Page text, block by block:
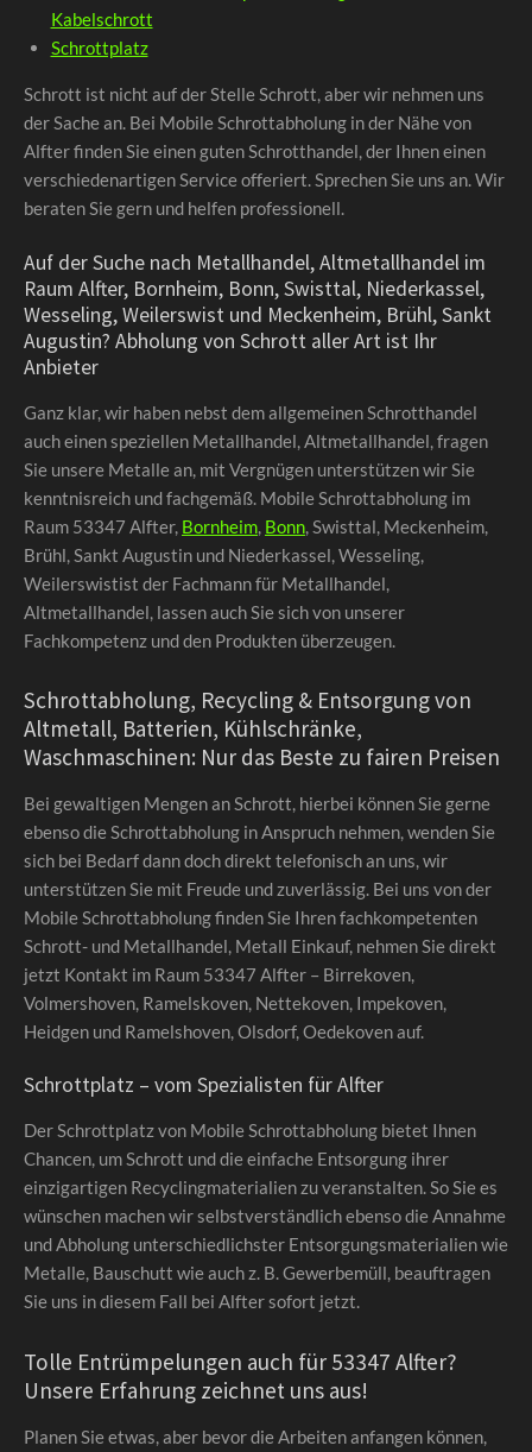
Kabelschrott
Schrottplatz
Schrott ist nicht auf der Stelle Schrott, aber wir nehmen uns
der Sache an. Bei Mobile Schrottabholung in der Nähe von
Alfter finden Sie einen guten Schrotthandel, der Ihnen einen
verschiedenartigen Service offeriert. Sprechen Sie uns an. Wir
beraten Sie gern und helfen professionell.
Auf der Suche nach Metallhandel, Altmetallhandel im
Raum Alfter, Bornheim, Bonn, Swisttal, Niederkassel,
Wesseling, Weilerswist und Meckenheim, Brühl, Sankt
Augustin? Abholung von Schrott aller Art ist Ihr
Anbieter
Ganz klar, wir haben nebst dem allgemeinen Schrotthandel
auch einen speziellen Metallhandel, Altmetallhandel, fragen
Sie unsere Metalle an, mit Vergnügen unterstützen wir Sie
kenntnisreich und fachgemäß. Mobile Schrottabholung im
Raum 53347 Alfter, Bornheim, Bonn, Swisttal, Meckenheim,
Brühl, Sankt Augustin und Niederkassel, Wesseling,
Weilerswistist der Fachmann für Metallhandel,
Altmetallhandel, lassen auch Sie sich von unserer
Fachkompetenz und den Produkten überzeugen.
Schrottabholung, Recycling & Entsorgung von
Altmetall, Batterien, Kühlschränke,
Waschmaschinen: Nur das Beste zu fairen Preisen
Bei gewaltigen Mengen an Schrott, hierbei können Sie gerne
ebenso die Schrottabholung in Anspruch nehmen, wenden Sie
sich bei Bedarf dann doch direkt telefonisch an uns, wir
unterstützen Sie mit Freude und zuverlässig. Bei uns von der
Mobile Schrottabholung finden Sie Ihren fachkompetenten
Schrott- und Metallhandel, Metall Einkauf, nehmen Sie direkt
jetzt Kontakt im Raum 53347 Alfter – Birrekoven,
Volmershoven, Ramelskoven, Nettekoven, Impekoven,
Heidgen und Ramelshoven, Olsdorf, Oedekoven auf.
Schrottplatz – vom Spezialisten für Alfter
Der Schrottplatz von Mobile Schrottabholung bietet Ihnen
Chancen, um Schrott und die einfache Entsorgung ihrer
einzigartigen Recyclingmaterialien zu veranstalten. So Sie es
wünschen machen wir selbstverständlich ebenso die Annahme
und Abholung unterschiedlichster Entsorgungsmaterialien wie
Metalle, Bauschutt wie auch z. B. Gewerbemüll, beauftragen
Sie uns in diesem Fall bei Alfter sofort jetzt.
Tolle Entrümpelungen auch für 53347 Alfter?
Unsere Erfahrung zeichnet uns aus!
Planen Sie etwas, aber bevor die Arbeiten anfangen können,